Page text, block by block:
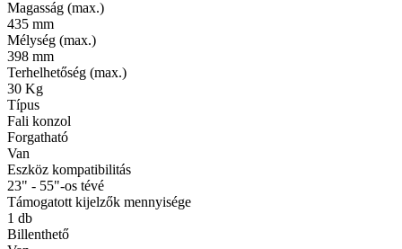
Magasság (max.)
435 mm
Mélység (max.)
398 mm
Terhelhetőség (max.)
30 Kg
Típus
Fali konzol
Forgatható
Van
Eszköz kompatibilitás
23" - 55"-os tévé
Támogatott kijelzők mennyisége
1 db
Billenthető